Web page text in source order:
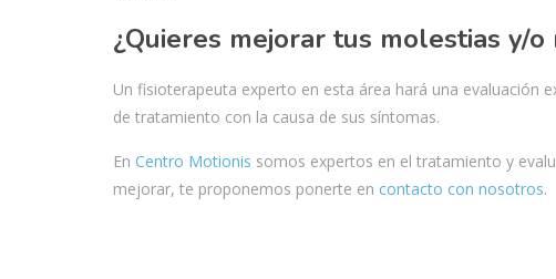
¿Quieres mejorar tus molestias y/
Un fisioterapeuta experto en esta área hará una evaluación
de tratamiento con la causa de sus síntomas.
En Centro Motionis somos expertos en el tratamiento y
mejorar, te proponemos ponerte en contacto con nosotros.